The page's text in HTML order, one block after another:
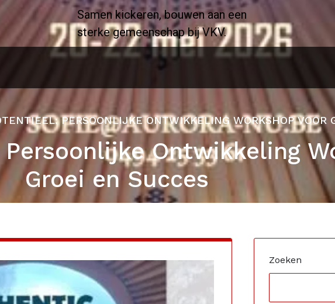
Samen kickeren, bouwen aan een
sterke gemeenschap bij VKV.
PERSOONLIJKE ONTWIKKELING WORKSHOP VOOR
Ontwikkeling
Groei en Succes
Zoeken